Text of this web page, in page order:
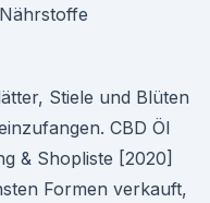
Stiele und Blüten
CBD Öl
& Shopliste [2020]
Formen verkauft,